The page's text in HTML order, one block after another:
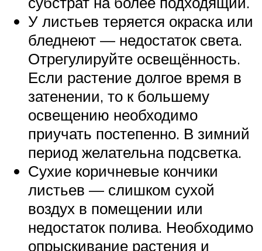
У листьев теряется окраска или
бледнеют — недостаток света.
Отрегулируйте освещённость.
Если растение долгое время в
затенении, то к большему
освещению необходимо
приучать постепенно. В зимний
период желательна подсветка.
Сухие коричневые кончики
листьев — слишком сухой
воздух в помещении или
недостаток полива. Необходимо
опрыскивание растения и